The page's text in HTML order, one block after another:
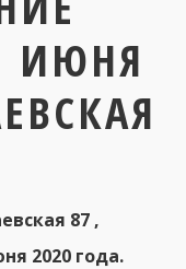
ИЮНЯ
87 ,
2020 года.